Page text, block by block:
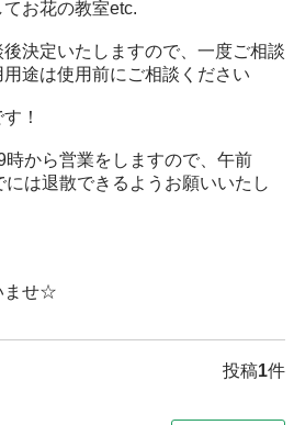
お花の教室etc.
決定いたしますので、一度ご相談
途は使用前にご相談ください
！
から営業をしますので、午前
は退散できるようお願いいたし
ませ☆
投稿1件